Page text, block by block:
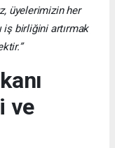
üyelerimizin her
iş birliğini artırmak
ve